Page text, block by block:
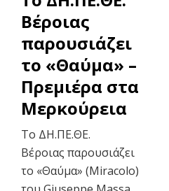
Βέροιας
παρουσιάζει
το «Θαύμα» –
Πρεμιέρα στα
Μερκούρεια
Το ΔΗ.ΠΕ.ΘΕ.
Βέροιας παρουσιάζει
το «Θαύμα» (Miracolo)